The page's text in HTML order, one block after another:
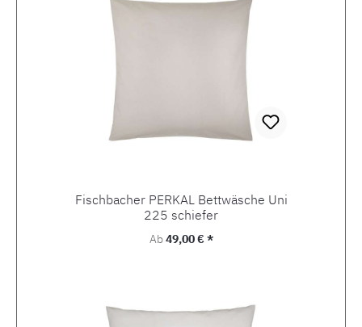
Fischbacher PERKAL Bettwäsche Uni
225 schiefer
Regulärer Preis:
Ab49,00 € *